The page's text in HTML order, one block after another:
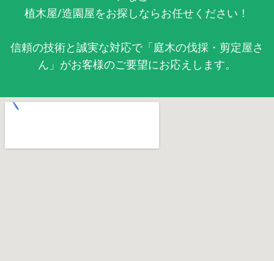
植木屋/造園屋をお探しならお任せください！
信頼の技術と誠実な対応で「庭木の伐採・剪定屋さ
ん」がお客様のご要望にお応えします。